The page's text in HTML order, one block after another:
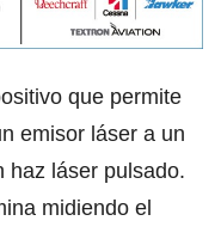
que permite
emisor láser a un
haz láser pulsado.
midiendo el